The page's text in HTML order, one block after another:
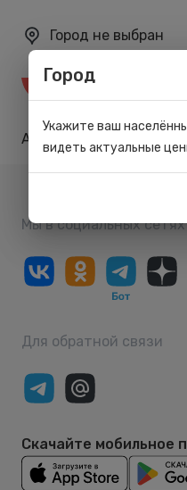
Город не выбран
Акции
Мы в социальных сетях
Для обратной связи
Скачайте мобильное
Город
Укажите ваш
видеть актуальные